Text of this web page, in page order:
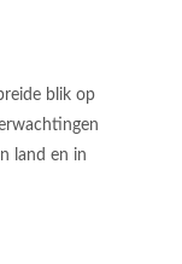
blik op
land en in